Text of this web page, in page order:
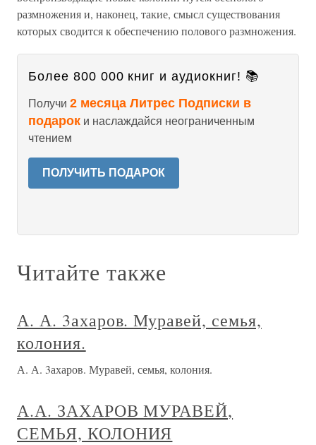
размножения и, наконец, такие, смысл существования
которых сводится к обеспечению полового размножения.
Более 800 000 книг и аудиокниг! 📚
Получи 2 месяца Литрес Подписки в
подарок и наслаждайся неограниченным
чтением
ПОЛУЧИТЬ ПОДАРОК
Читайте также
А. А. 3ахаров. Муравей, семья,
колония.
А. А. 3ахаров. Муравей, семья, колония.
А.А. ЗАХАРОВ МУРАВЕЙ,
СЕМЬЯ, КОЛОНИЯ